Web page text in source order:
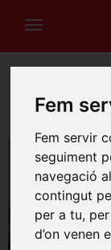
Fem
Fem servir
seguiment
navegació
contingut
per a tu,
d’on venen
Portada